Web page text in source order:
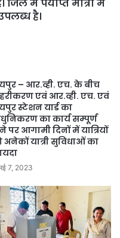
में पर्याप्त मात्रा में
है।
– आर.व्ही. एच. के बीच
एवं आर.व्ही. एच. एवं
स्टेशन यार्ड का
का कार्य सम्पूर्ण
पर आगामी दिनों में यात्रियों
अनेकों यात्री सुविधाओं का
7, 2023